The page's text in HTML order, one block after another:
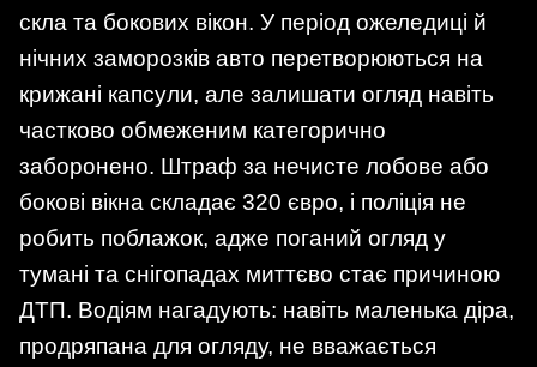
скла та бокових вікон. У період ожеледиці й
нічних заморозків авто перетворюються на
крижані капсули, але залишати огляд навіть
частково обмеженим категорично
заборонено. Штраф за нечисте лобове або
бокові вікна складає 320 євро, і поліція не
робить поблажок, адже поганий огляд у
тумані та снігопадах миттєво стає причиною
ДТП. Водіям нагадують: навіть маленька діра,
продряпана для огляду, не вважається